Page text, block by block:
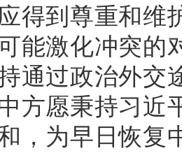
得到尊重和维
能激化冲突的
通过政治外交
方愿秉持习近
，为早日恢复